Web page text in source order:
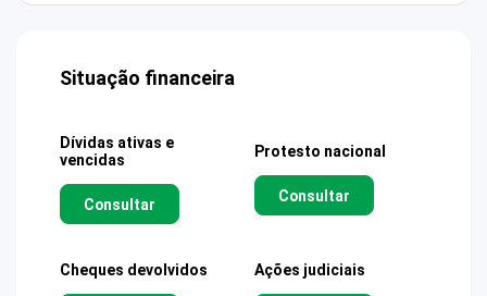
Situação financeira
Dívidas ativas e
vencidas
Consultar
Protesto nacional
Consultar
Cheques devolvidos Ações judiciais